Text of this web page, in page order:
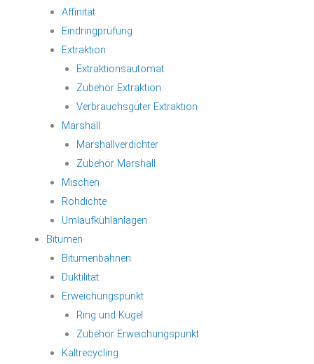
Affinität
Eindringprüfung
Extraktion
Extraktionsautomat
Zubehör Extraktion
Verbrauchsgüter Extraktion
Marshall
Marshallverdichter
Zubehör Marshall
Mischen
Rohdichte
Umlaufkühlanlagen
Bitumen
Bitumenbahnen
Duktilität
Erweichungspunkt
Ring und Kugel
Zubehör Erweichungspunkt
Kaltrecycling